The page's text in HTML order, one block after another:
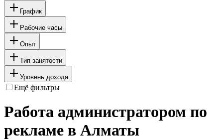
График
Рабочие часы
Опыт
Тип занятости
Уровень дохода
Ещё фильтры
Работа администратором по
рекламе в Алматы